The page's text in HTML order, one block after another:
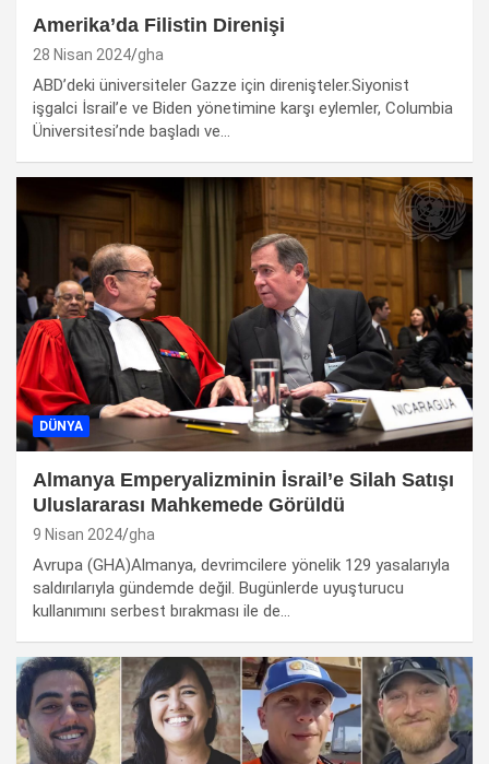
Amerika’da Filistin Direnişi
28 Nisan 2024 gha
ABD’deki üniversiteler Gazze için direnişteler.Siyonist
işgalci İsrail’e ve Biden yönetimine karşı eylemler, Columbia
Üniversitesi’nde başladı ve…
DÜNYA
Almanya Emperyalizminin İsrail’e Silah Satışı
Uluslararası Mahkemede Görüldü
9 Nisan 2024 gha
Avrupa (GHA)Almanya, devrimcilere yönelik 129 yasalarıyla
saldırılarıyla gündemde değil. Bugünlerde uyuşturucu
kullanımını serbest bırakması ile de…